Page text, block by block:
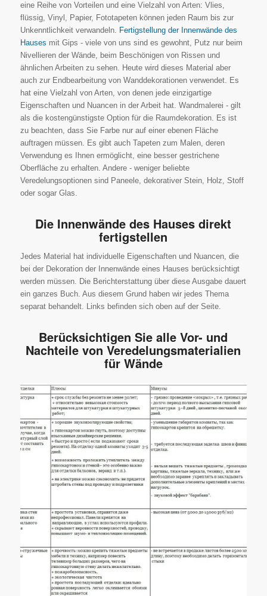
eine Reihe von Vorteilen und eine Vielzahl von Arten: Vlies,
flüssig, Vinyl, Papier, Fototapeten können jeden Raum bis zur
Unkenntlichkeit verwandeln. Fertigstellung der Innenwände des
Hauses mit Gips - viele von uns sind es gewohnt, Putz nur beim
Nivellieren der Wände, beim Beschönigen von Rissen und
ähnlichen Arbeiten zu sehen. Heute wird dieses Material aber
auch zur Endbearbeitung von Wanddekorationen verwendet. Es
hat eine Vielzahl von Arten, von denen jede einzigartige
Eigenschaften und Nuancen in der Arbeit hat. Wandmalerei - gilt
als die kostengünstigste Option für die Raumdekoration. Es ist
zu beachten, dass Sie Farbe nur auf einer ebenen Fläche
auftragen müssen. Es gibt auch Tapeten zum Malen, deren
Verwendung es Ihnen ermöglicht, eine besser gestrichene
Oberfläche zu erhalten. Andere - weniger beliebte
Veredelungsoptionen sind Paneele, dekorativer Stein, Holz, Stoff
oder sogar Glas.
Die Innenwände des Hauses direkt
fertigstellen
Jedes Material hat individuelle Eigenschaften und Nuancen, die
bei der Dekoration der Innenwände eines Hauses berücksichtigt
werden müssen. Die Berichterstattung über diese Ausgabe dauert
ein ganzes Buch. Aus diesem Grund haben wir jedes Thema
separat behandelt. Links befinden sich oben auf der Seite.
Berücksichtigen Sie alle Vor- und
Nachteile von Veredelungsmaterialien
für Wände